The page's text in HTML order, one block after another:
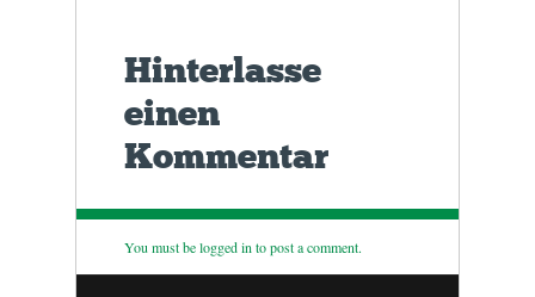
Hinterlasse
einen
Kommentar
You must belogged into post a comment.